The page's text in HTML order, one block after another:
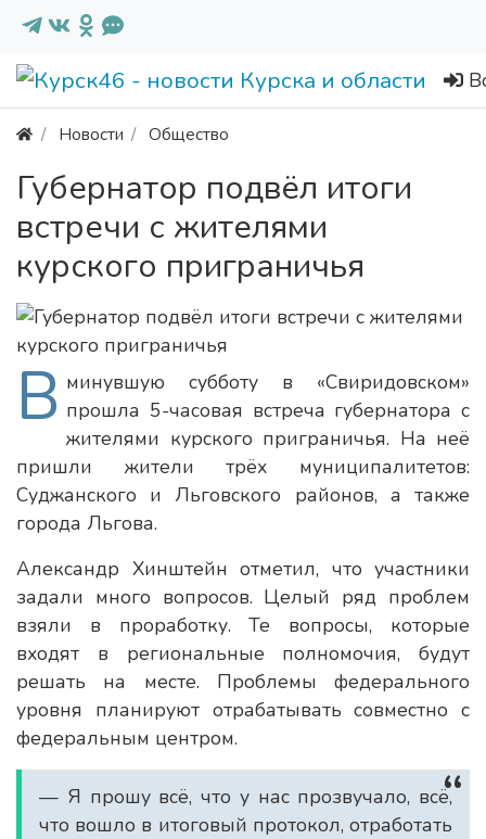
Новости Общество
Губернатор подвёл итоги
встречи с жителями
курского приграничья
В минувшую субботу в «Свиридовском»
прошла 5-часовая встреча губернатора с
жителями курского приграничья. На неё
пришли жители трёх муниципалитетов:
Суджанского и Льговского районов, а также
города Льгова.
Александр Хинштейн отметил, что участники
задали много вопросов. Целый ряд проблем
взяли в проработку. Те вопросы, которые
входят в региональные полномочия, будут
решать на месте. Проблемы федерального
уровня планируют отрабатывать совместно с
федеральным центром.
— Я прошу всё, что у нас прозвучало, всё,
что вошло в итоговый протокол, отработать